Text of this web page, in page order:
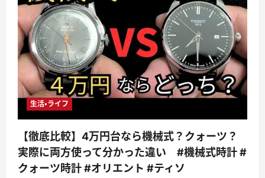
生活・ライフ
【徹底比較】4万円台なら機械式？クォーツ？
実際に両方使って分かった違い #機械式時計 #
クォーツ時計 #オリエント #ティソ